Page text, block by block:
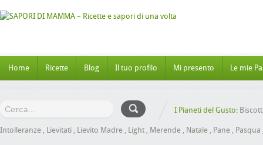
Home Ricette Blog Il tuo profilo Mi presento Le mie
I Pianeti del Gusto:
Intolleranze , Lievitati , Lievito Madre , Light , Merende , Natale , Pane , Pasqua